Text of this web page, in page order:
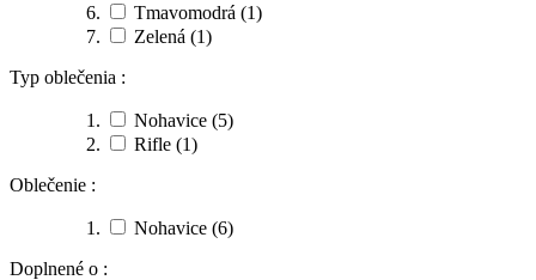
Tmavomodrá (1)
Zelená (1)
Typ oblečenia :
Nohavice (5)
Rifle (1)
Oblečenie :
Nohavice (6)
Doplnené o :